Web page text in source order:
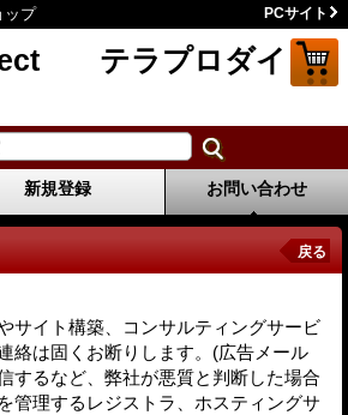
ップ PCサイト
テラプロダイ
新規登録 お問い合わせ
戻る
サイト構築、コンサルティングサービ
絡は固くお断りします。(広告メール
するなど、弊社が悪質と判断した場合
管理するレジストラ、ホスティングサ